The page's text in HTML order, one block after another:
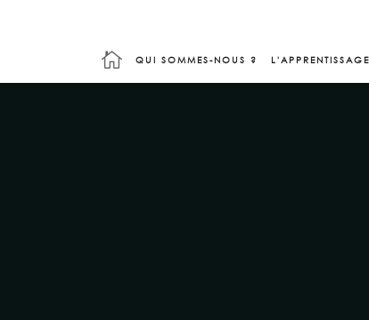
 QUI SOMMES-NOUS ? L'APPRENTISSAGE